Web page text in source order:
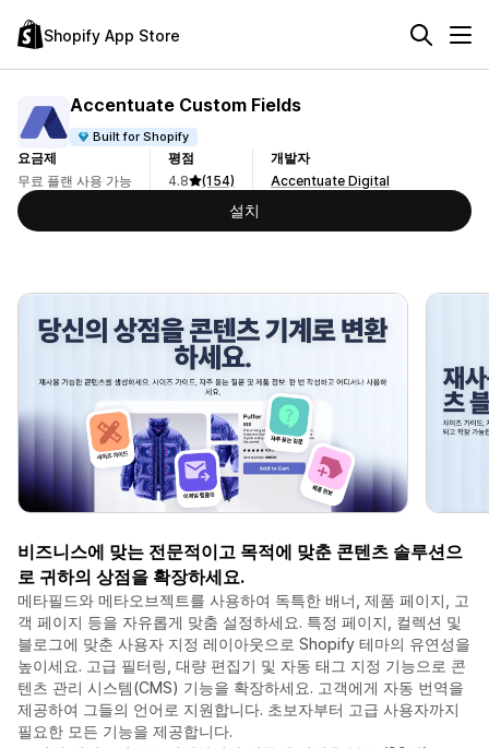
Shopify App Store
Accentuate Custom Fields
Built for Shopify
요금제
무료 플랜 사용 가능
평점
4.8
(154)
개발자
Accentuate Digital
설치
비즈니스에 맞는 전문적이고 목적에 맞춘 콘텐츠 솔루션으
로 귀하의 상점을 확장하세요.
메타필드와 메타오브젝트를 사용하여 독특한 배너, 제품 페이지, 고
객 페이지 등을 자유롭게 맞춤 설정하세요. 특정 페이지, 컬렉션 및
블로그에 맞춘 사용자 지정 레이아웃으로 Shopify 테마의 유연성을
높이세요. 고급 필터링, 대량 편집기 및 자동 태그 지정 기능으로 콘
텐츠 관리 시스템(CMS) 기능을 확장하세요. 고객에게 자동 번역을
제공하여 그들의 언어로 지원합니다. 초보자부터 고급 사용자까지
필요한 모든 기능을 제공합니다.